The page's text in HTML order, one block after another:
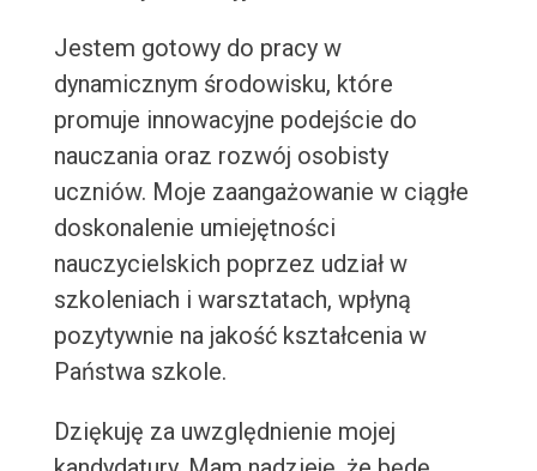
Jestem gotowy do pracy w
dynamicznym środowisku, które
promuje innowacyjne podejście do
nauczania oraz rozwój osobisty
uczniów. Moje zaangażowanie w ciągłe
doskonalenie umiejętności
nauczycielskich poprzez udział w
szkoleniach i warsztatach, wpłyną
pozytywnie na jakość kształcenia w
Państwa szkole.
Dziękuję za uwzględnienie mojej